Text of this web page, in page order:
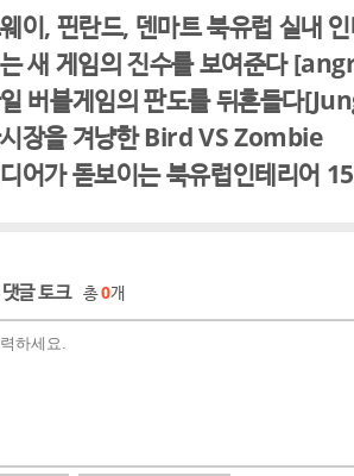
이, 핀란드, 덴마트 북유럽 실내
새 게임의 진수를 보여준다
버블게임의 판도를 뒤흔들다
장을 겨냥한 Bird VS Zombie
어가 돋보이는 북유럽인테리어
글 토크 총0개